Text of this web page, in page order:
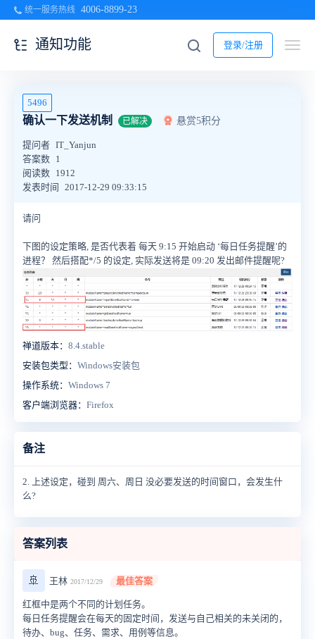
统一服务热线 4006-8899-23
登录/注册
通知功能
5496
确认一下发送机制 已解决 悬赏5积分
提问者 IT_Yanjun
答案数 1
阅读数 1912
发表时间
2017-12-29 09:33:15
请问
下图的设定策略, 是否代表着 每天 9:15 开始启动 ‘每日任务提醒’的
进程？ 然后搭配*/5 的设定, 实际发送将是 09:20 发出邮件提醒呢?
禅道版本： 8.4.stable
安装包类型： Windows安装包
操作系统： Windows 7
客户端浏览器： Firefox
备注
2. 上述设定，碰到 周六、周日 没必要发送的时间窗口，会发生什
么?
答案列表
🚢 王林 2017/12/29 最佳答案
红框中是两个不同的计划任务。
每日任务提醒会在每天的固定时间，发送与自己相关的未关闭的，
待办、bug、任务、需求、用例等信息。